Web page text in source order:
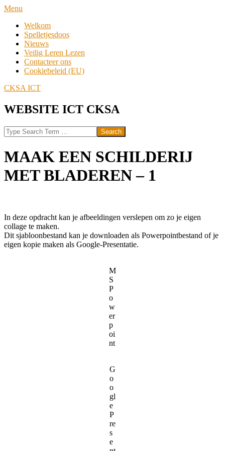
Skip
content
Navigation
Menu
Welkom
Spelletjesdoos
Nieuws
Veilig Leren Lezen
Contacteer ons
Cookiebeleid (EU)
CKSA ICT
WEBSITE ICT CKSA
Search
MAAK EEN SCHILDERIJ
MET BLADEREN – 1
In deze opdracht kan je afbeeldingen verslepen om zo je eigen
collage te maken.
Dit sjabloonbestand kan je downloaden als Powerpointbestand of je
eigen kopie maken als Google-Presentatie.
M
S
P
o
w
er
p
oi
nt
G
o
o
gl
e
P
re
s
e